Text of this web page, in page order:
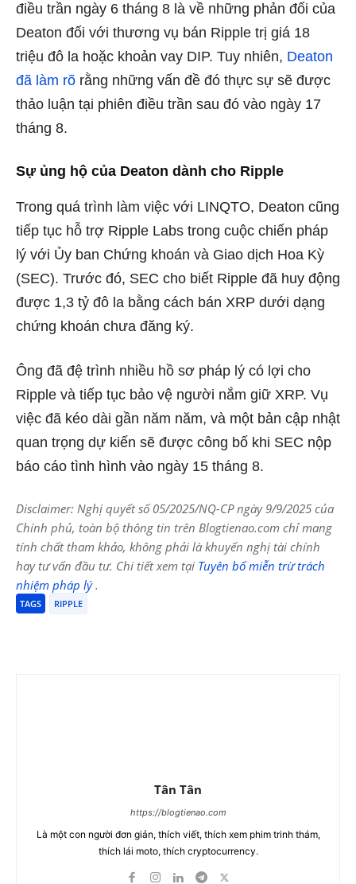
điều trần ngày 6 tháng 8 là về những phản đối của
Deaton đối với thương vụ bán Ripple trị giá 18
triệu đô la hoặc khoản vay DIP. Tuy nhiên, Deaton
đã làm rõ rằng những vấn đề đó thực sự sẽ được
thảo luận tại phiên điều trần sau đó vào ngày 17
tháng 8.
Sự ủng hộ của Deaton dành cho Ripple
Trong quá trình làm việc với LINQTO, Deaton cũng
tiếp tục hỗ trợ Ripple Labs trong cuộc chiến pháp
lý với Ủy ban Chứng khoán và Giao dịch Hoa Kỳ
(SEC). Trước đó, SEC cho biết Ripple đã huy động
được 1,3 tỷ đô la bằng cách bán XRP dưới dạng
chứng khoán chưa đăng ký.
Ông đã đệ trình nhiều hồ sơ pháp lý có lợi cho
Ripple và tiếp tục bảo vệ người nắm giữ XRP. Vụ
việc đã kéo dài gần năm năm, và một bản cập nhật
quan trọng dự kiến sẽ được công bố khi SEC nộp
báo cáo tình hình vào ngày 15 tháng 8.
Disclaimer: Nghị quyết số 05/2025/NQ-CP ngày 9/9/2025 của
Chính phủ, toàn bộ thông tin trên Blogtienao.com chỉ mang
tính chất tham khảo, không phải là khuyến nghị tài chính
hay tư vấn đầu tư. Chi tiết xem tại Tuyên bố miễn trừ trách
nhiệm pháp lý.
TAGS RIPPLE
Tân Tân
https://blogtienao.com
Là một con người đơn giản, thích viết, thích xem phim trinh thám,
thích lái moto, thích cryptocurrency.